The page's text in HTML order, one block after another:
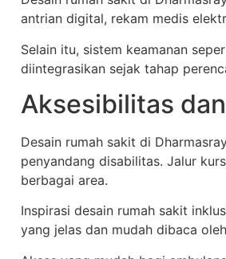
antrian digital, rekam medis
Selain itu, sistem keamanan
diintegrasikan sejak tahap
Aksesibilitas
Desain rumah sakit di
penyandang disabilitas. Jalur
berbagai area.
Inspirasi desain rumah sakit
yang jelas dan mudah dibaca oleh